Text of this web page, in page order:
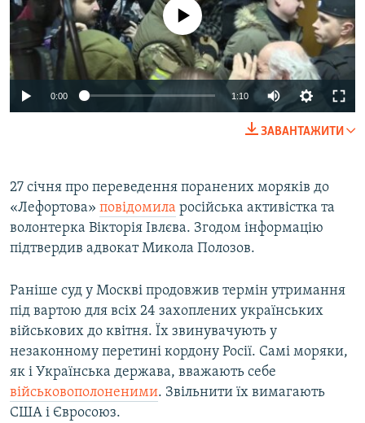
No media source currently available
0:00 1:10
ЗАВАНТАЖИТИ
27 січня про переведення поранених моряків до
«Лефортова» повідомила російська активістка та
волонтерка Вікторія Івлєва. Згодом інформацію
підтвердив адвокат Микола Полозов.
Раніше суд у Москві продовжив термін утримання
під вартою для всіх 24 захоплених українських
військових до квітня. Їх звинувачують у
незаконному перетині кордону Росії. Самі моряки,
як і Українська держава, вважають себе
військовополоненими. Звільнити їх вимагають
США і Євросоюз.